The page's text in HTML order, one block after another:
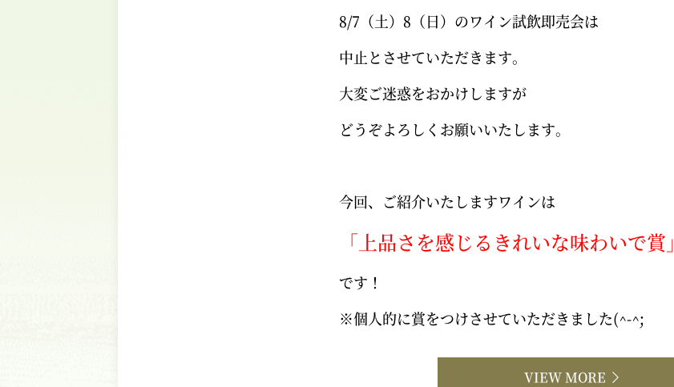
8/7（土）8（日）のワイン試飲即売会は
中止とさせていただきます。
大変ご迷惑をおかけしますが
どうぞよろしくお願いいたします。
今回、ご紹介いたしますワインは
「上品さを感じるきれいな味わいで賞」
です！
※個人的に賞をつけさせていただきました(^-^;
VIEW MORE